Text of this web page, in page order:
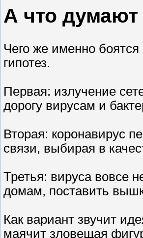
А что
Чего же именно
гипотез.
Первая: излучение
дорогу вирусам и
Вторая: коронавирус
связи, выбирая в
Третья: вируса вовсе
домам, поставить
Как вариант звучит
маячит зловещая